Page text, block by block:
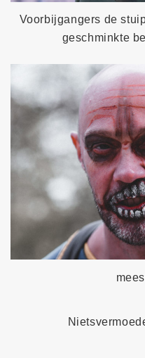
Voorbijgangers de
geschminkte